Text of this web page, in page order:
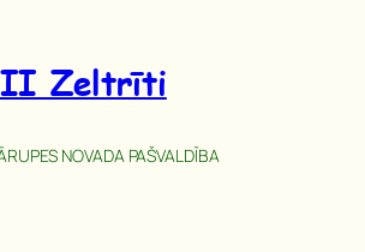
Zeltrīti
NOVADA PAŠVALDĪBA